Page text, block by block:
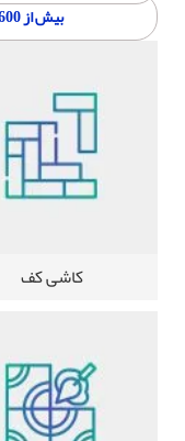
بیش از 1600 طرح در 6 دسته بندی زیر ... 👇
کاشی کف